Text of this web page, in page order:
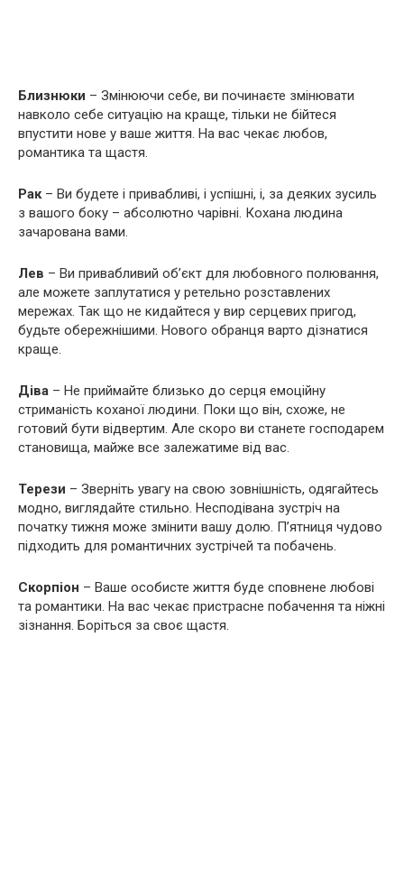
Близнюки – Змінюючи себе, ви починаєте змінювати
навколо себе ситуацію на краще, тільки не бійтеся
впустити нове у ваше життя. На вас чекає любов,
романтика та щастя.
Рак– Ви будете і привабливі, і успішні, і, за деяких зусиль
з вашого боку – абсолютно чарівні. Кохана людина
зачарована вами.
Лев – Ви привабливий об’єкт для любовного полювання,
але можете заплутатися у ретельно розставлених
мережах. Так що не кидайтеся у вир серцевих пригод,
будьте обережнішими. Нового обранця варто дізнатися
краще.
Діва – Не приймайте близько до серця емоційну
стриманість коханої людини. Поки що він, схоже, не
готовий бути відвертим. Але скоро ви станете господарем
становища, майже все залежатиме від вас.
Терези – Зверніть увагу на свою зовнішність, одягайтесь
модно, виглядайте стильно. Несподівана зустріч на
початку тижня може змінити вашу долю. П’ятниця чудово
підходить для романтичних зустрічей та побачень.
Скорпіон – Ваше особисте життя буде сповнене любові
та романтики. На вас чекає пристрасне побачення та ніжні
зізнання. Боріться за своє щастя.